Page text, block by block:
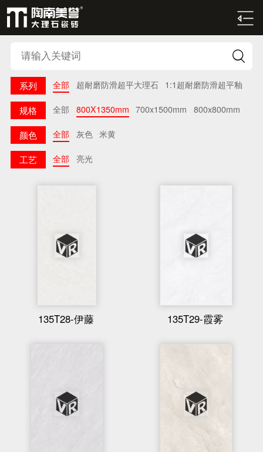

系列 全部 超耐磨防滑超平大理石 1:1超耐磨防滑超平釉
规格 全部 800X1350mm 700x1500mm 800x800mm
颜色 全部 灰色 米黄
工艺 全部 亮光
135T28-伊藤 135T29-霞雾